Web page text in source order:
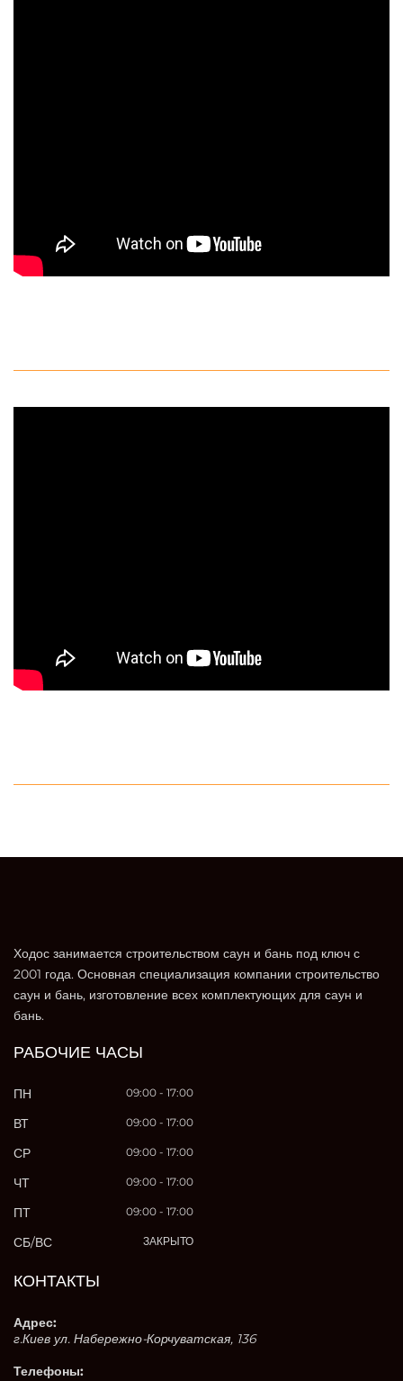
Ходос занимается строительством саун и бань под ключ с
2001 года. Основная специализация компании строительство
саун и бань, изготовление всех комплектующих для саун и
бань.
РАБОЧИЕ ЧАСЫ
ПН 09:00 - 17:00
ВТ 09:00 - 17:00
СР 09:00 - 17:00
ЧТ 09:00 - 17:00
ПТ 09:00 - 17:00
СБ/ВС ЗАКРЫТО
КОНТАКТЫ
Адрес:
г.Киев ул. Набережно-Корчуватская, 136
Телефоны: